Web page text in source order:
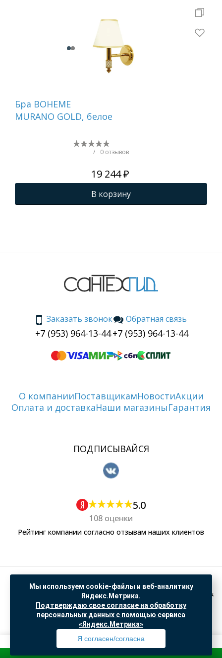
Бра BOHEME
MURANO GOLD, белое
/ 0 отзывов
19 244 ₽
В корзину
Заказать звонок
+7 (953) 964-13-44
Обратная связь
+7 (953) 964-13-44
О компанииПоставщикамНовостиАкции
Оплата и доставкаНаши магазиныГарантия
ПОДПИСЫВАЙСЯ
5.0
108 оценки
Рейтинг компании согласно отзывам наших клиентов
Политика обработки персональных данных
Согласие на обработку данных Яндекс Метрика
"© ООО “САНТЕХГИД”, 2026. Все права защищены. Предложение не является публичной
офертой, цены и информация на сайте ознакомительные
Доработка и продвижение вSO.USE
Мы используем cookie-файлы и веб-аналитику
Яндекс.Метрика.
Подтверждаю свое согласие на обработку
персональных данных с помощью сервиса
«Яндекс.Метрика»
Я согласен/согласна